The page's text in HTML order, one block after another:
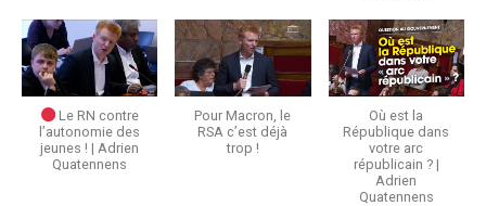
Le RN contre
l’autonomie des
jeunes ! | Adrien
Quatennens
Pour Macron, le
RSA c’est déjà
trop !
Où est la
République dans
votre arc
républicain ? |
Adrien
Quatennens